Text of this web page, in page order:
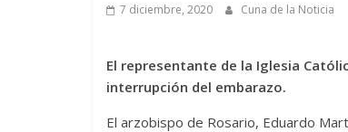
7 diciembre, 2020 Cuna de la Noticia
El representante de la Iglesia
interrupción del embarazo.
El arzobispo de Rosario, Eduardo